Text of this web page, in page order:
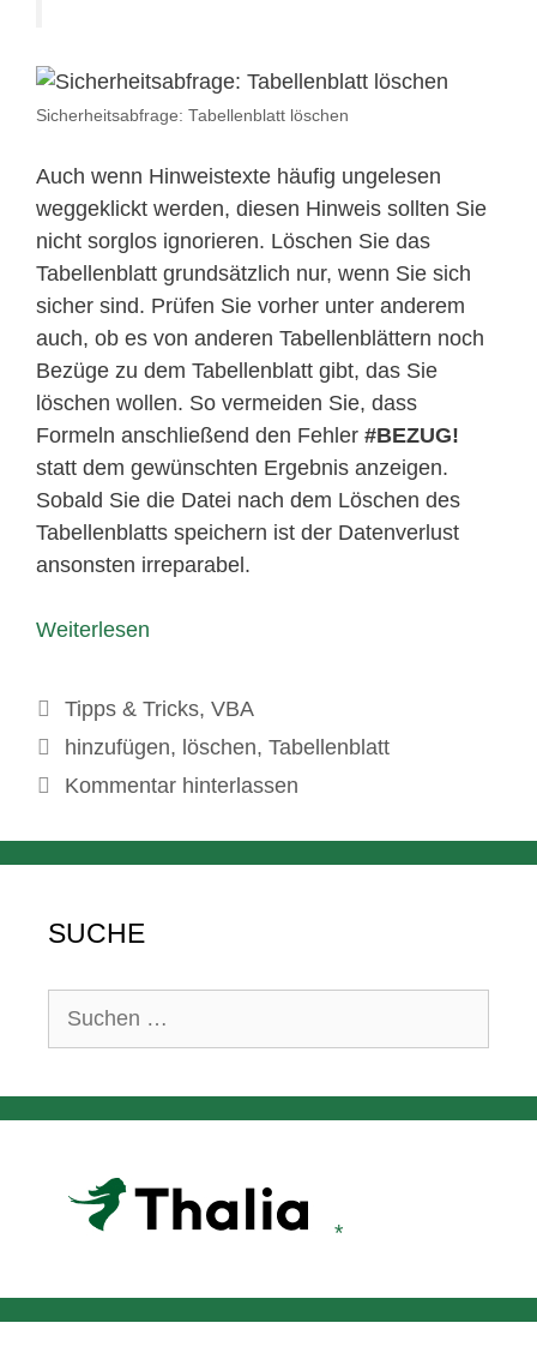
Sicherheitsabfrage: Tabellenblatt löschen
Auch wenn Hinweistexte häufig ungelesen
weggeklickt werden, diesen Hinweis sollten Sie
nicht sorglos ignorieren. Löschen Sie das
Tabellenblatt grundsätzlich nur, wenn Sie sich
sicher sind. Prüfen Sie vorher unter anderem
auch, ob es von anderen Tabellenblättern noch
Bezüge zu dem Tabellenblatt gibt, das Sie
löschen wollen. So vermeiden Sie, dass
Formeln anschließend den Fehler #BEZUG!
statt dem gewünschten Ergebnis anzeigen.
Sobald Sie die Datei nach dem Löschen des
Tabellenblatts speichern ist der Datenverlust
ansonsten irreparabel.
Weiterlesen
Kategorien
Tipps & Tricks, VBA
Schlagwörter
hinzufügen, löschen, Tabellenblatt
Kommentar hinterlassen
SUCHE
Suchen